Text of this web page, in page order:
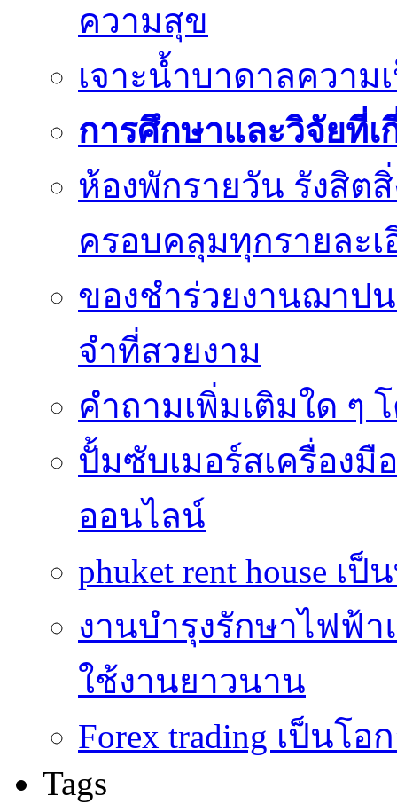
ความสุข
เจาะน้ำบาดาลควา
การศึกษาและวิจัยที่
ห้องพักรายวัน รังสิต
ครอบคลุมทุกรายละเ
ของชำร่วยงานฌาป
จำที่สวยงาม
คำถามเพิ่มเติมใด ๆ
ปั้มซับเมอร์สเครื่อง
ออนไลน์
phuket rent house เ
งานบำรุงรักษาไฟฟ้
ใช้งานยาวนาน
Forex trading เป็นโ
Tags